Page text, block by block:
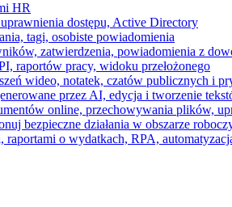
HR
dostępu, Active Directory
tagi, osobiste powiadomienia
zatwierdzenia, powiadomienia z
raportów pracy, widoku przełożonego
wideo, notatek, czatów publicznych i
przez AI, edycja i tworzenie
online, przechowywania plików,
bezpieczne działania w obszarze
raportami o wydatkach, RPA,